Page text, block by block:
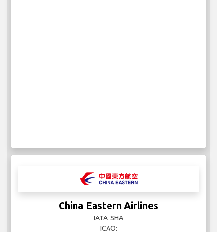
China Eastern Airlines
IATA: SHA
ICAO: